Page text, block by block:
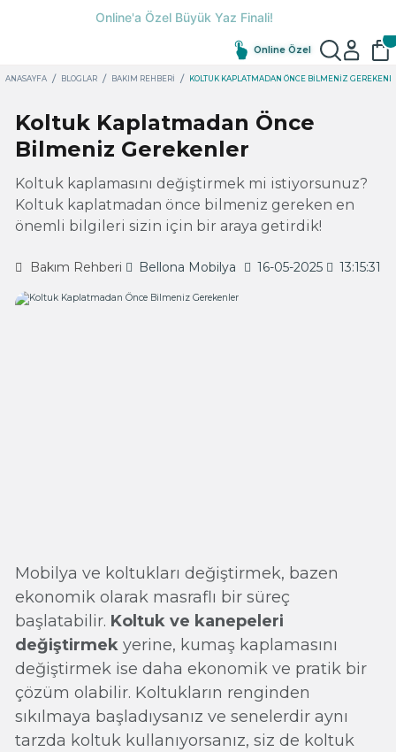
Online Özel
ANASAYFA BLOGLAR BAKIM REHBERI KOLTUK KAPLATMADAN ÖNCE BILMENIZ
Koltuk Kaplatmadan Önce
Bilmeniz Gerekenler
Koltuk kaplamasını değiştirmek mi istiyorsunuz?
Koltuk kaplatmadan önce bilmeniz gereken en
önemli bilgileri sizin için bir araya getirdik!
Bakım Rehberi Bellona Mobilya 16-05-2025 13:15:31
Mobilya ve koltukları değiştirmek, bazen
ekonomik olarak masraflı bir süreç
başlatabilir. Koltuk ve kanepeleri
değiştirmek yerine, kumaş kaplamasını
değiştirmek ise daha ekonomik ve pratik bir
çözüm olabilir. Koltukların renginden
sıkılmaya başladıysanız ve senelerdir aynı
tarzda koltuk kullanıyorsanız, siz de koltuk